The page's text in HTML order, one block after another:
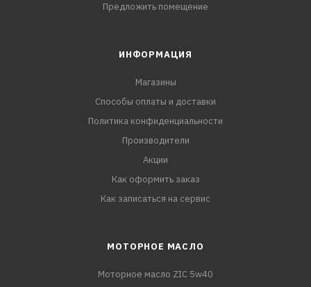
Предложить помещение
ИНФОРМАЦИЯ
Магазины
Способы оплаты и доставки
Политика конфиденциальности
Производители
Акции
Как оформить заказ
Как записаться на сервис
МОТОРНОЕ МАСЛО
Моторное масло ZIC 5w40